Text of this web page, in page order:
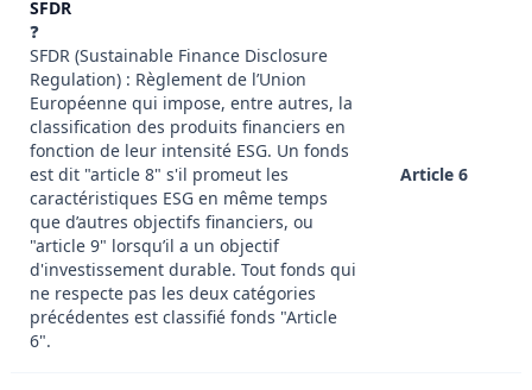
SFDR
❓
SFDR (Sustainable Finance Disclosure
Regulation) : Règlement de l’Union
Européenne qui impose, entre autres, la
classification des produits financiers en
fonction de leur intensité ESG. Un fonds
est dit "article 8" s'il promeut les
caractéristiques ESG en même temps
que d’autres objectifs financiers, ou
"article 9" lorsqu’il a un objectif
d'investissement durable. Tout fonds qui
ne respecte pas les deux catégories
précédentes est classifié fonds "Article
6".
Article 6